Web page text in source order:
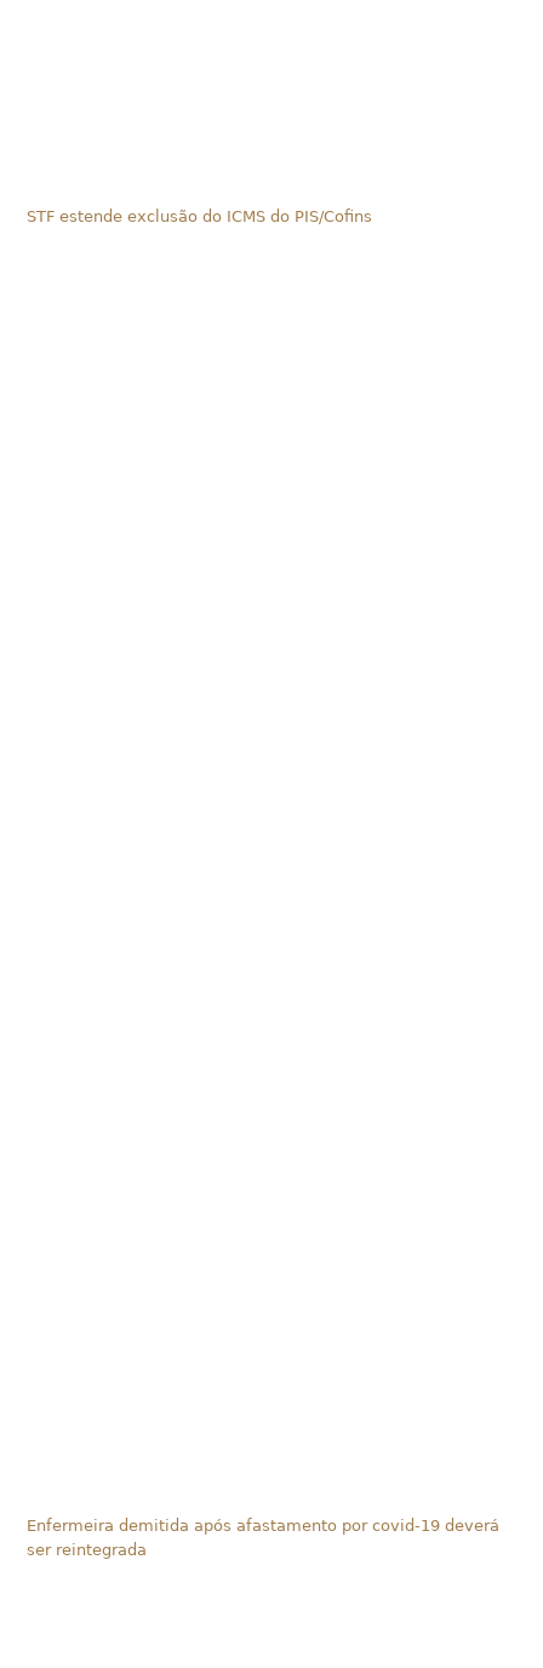
STF estende exclusão do ICMS do PIS/Cofins
Enfermeira demitida após afastamento por covid-19 deverá
ser reintegrada